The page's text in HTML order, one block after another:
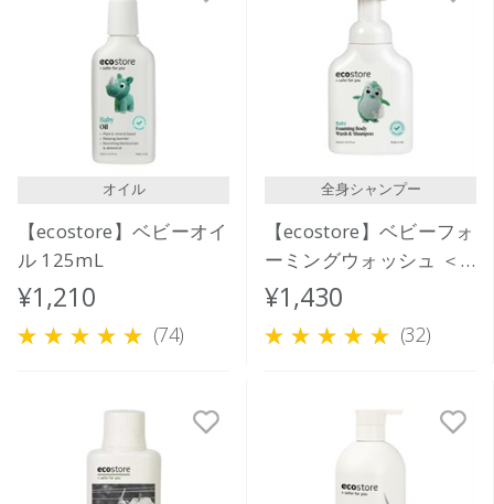
オイル
【ecostore】ベビーオイ
ル 125mL
¥1,210
(74)
全身シャンプー
【ecostore】ベビーフォ
ーミングウォッシュ ＜
全身泡シャンプー＞
250mL
¥1,430
(32)